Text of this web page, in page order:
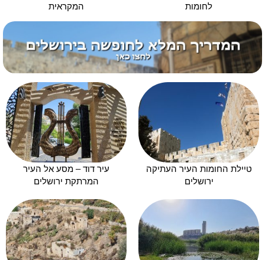
לחומות
המקראית
טיילת החומות העיר העתיקה
ירושלים
עיר דוד – מסע אל העיר
המרתקת ירושלים